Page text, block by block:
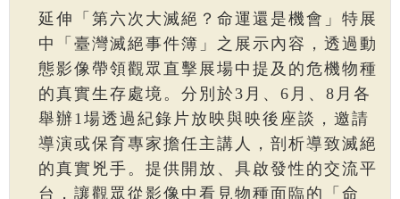
延伸「第六次大滅絕？命運還是機會」特展
中「臺灣滅絕事件簿」之展示內容，透過動
態影像帶領觀眾直擊展場中提及的危機物種
的真實生存處境。分別於3月、6月、8月各
舉辦1場透過紀錄片放映與映後座談，邀請
導演或保育專家擔任主講人，剖析導致滅絕
的真實兇手。提供開放、具啟發性的交流平
台，讓觀眾從影像中看見物種面臨的「命